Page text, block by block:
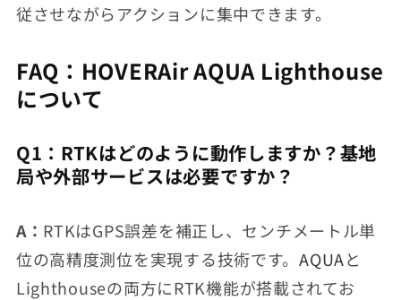
従させながらアクションに集中できます。
FAQ：HOVERAir AQUA Lighthouse
について
Q1：RTKはどのように動作しますか？基地
局や外部サービスは必要ですか？
A： RTKはGPS誤差を補正し、センチメートル単
位の高精度測位を実現する技術です。AQUAと
Lighthouseの両方にRTK機能が搭載されてお